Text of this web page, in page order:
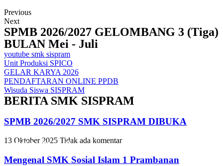
Slide Heading
Slide Heading
Slide Heading
Previous
Next
SPMB 2026/2027 GELOMBANG 3 (Tiga)
BULAN Mei - Juli
youtube smk sispram
Unit Produksi SPICO
GELAR KARYA 2026
PENDAFTARAN ONLINE PPDB
Wisuda Siswa SISPRAM
BERITA SMK SISPRAM
SPMB 2026/2027 SMK SISPRAM DIBUKA
13 Oktober 2025 Tidak ada komentar
Mengenal SMK Sosial Islam 1 Prambanan